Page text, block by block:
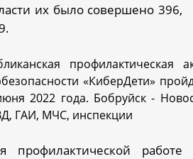
их было совершено 396,
профилактической работе